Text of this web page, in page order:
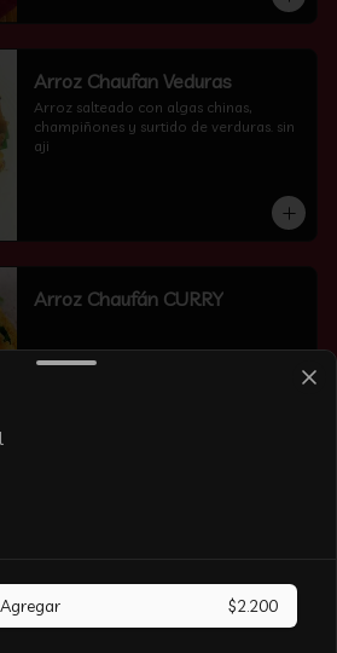
Arroz Chaufan Veduras
Arroz salteado con algas chinas,
champiñones y surtido de verduras. sin
aji
Arroz Chaufán CURRY
Agregar $2.200